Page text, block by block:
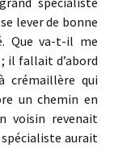
lever de bonne
Que va-t-il me
il fallait d’abord
crémaillère qui
un chemin en
voisin revenait
aurait